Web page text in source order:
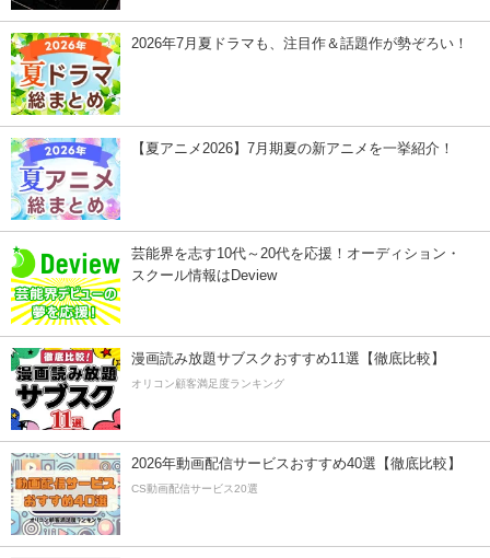
2026年7月夏ドラマも、注目作＆話題作が勢ぞろい！
【夏アニメ2026】7月期夏の新アニメを一挙紹介！
芸能界を志す10代～20代を応援！オーディション・
スクール情報はDeview
漫画読み放題サブスクおすすめ11選【徹底比較】
オリコン顧客満足度ランキング
2026年動画配信サービスおすすめ40選【徹底比較】
CS動画配信サービス20選